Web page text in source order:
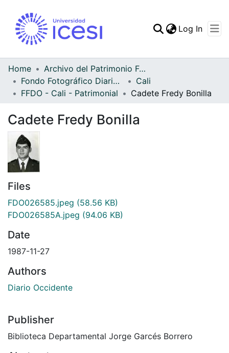
Statistics
Log In
Home
Archivo del Patrimonio Fotográfico y Fílmico del Valle del Cauca
Fondo Fotográfico Diario Occidente
Cali
FFDO - Cali - Patrimonial
Cadete Fredy Bonilla
Cadete Fredy Bonilla
Files
FDO026585.jpeg (58.56 KB)
FDO026585A.jpeg (94.06 KB)
Date
1987-11-27
Authors
Diario Occidente
Publisher
Biblioteca Departamental Jorge Garcés Borrero